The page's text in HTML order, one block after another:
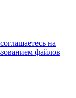
соглашаетесь на
файлов